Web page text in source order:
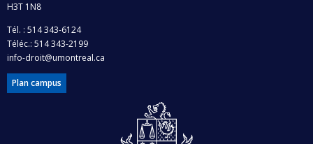
H3T 1N8
Tél. : 514 343-6124
Téléc.: 514 343-2199
info-droit@umontreal.ca
Plan campus